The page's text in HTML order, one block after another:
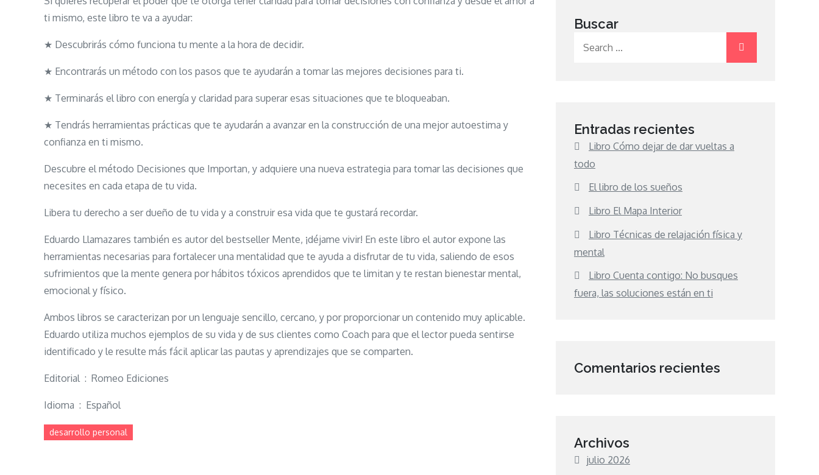
ti mismo, este libro te va a ayudar:
★ Descubrirás cómo funciona tu mente a la hora de decidir.
★ Encontrarás un método con los pasos que te ayudarán a tomar las mejores decisiones para ti.
★ Terminarás el libro con energía y claridad para superar esas situaciones que te bloqueaban.
★ Tendrás herramientas prácticas que te ayudarán a avanzar en la construcción de una mejor autoestima y
confianza en ti mismo.
Descubre el método Decisiones que Importan, y adquiere una nueva estrategia para tomar las decisiones que
necesites en cada etapa de tu vida.
Libera tu derecho a ser dueño de tu vida y a construir esa vida que te gustará recordar.
Eduardo Llamazares también es autor del bestseller Mente, ¡déjame vivir! En este libro el autor expone las
herramientas necesarias para fortalecer una mentalidad que te ayuda a disfrutar de tu vida, saliendo de esos
sufrimientos que la mente genera por hábitos tóxicos aprendidos que te limitan y te restan bienestar mental,
emocional y físico.
Ambos libros se caracterizan por un lenguaje sencillo, cercano, y por proporcionar un contenido muy aplicable.
Eduardo utiliza muchos ejemplos de su vida y de sus clientes como Coach para que el lector pueda sentirse
identificado y le resulte más fácil aplicar las pautas y aprendizajes que se comparten.
Editorial ‏ : ‎ Romeo Ediciones
Idioma ‏ : ‎ Español
desarrollo personal
Buscar
Entradas recientes
Libro Cómo dejar de dar vueltas a
todo
El libro de los sueños
Libro El Mapa Interior
Libro Técnicas de relajación física y
mental
Libro Cuenta contigo: No busques
fuera, las soluciones están en ti
Comentarios recientes
Archivos
julio 2026